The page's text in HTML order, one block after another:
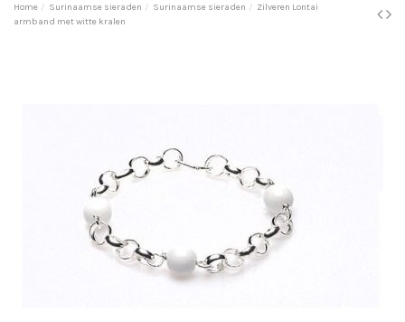
Home Surinaamse sieraden Surinaamse sieraden
Zilveren Lontai
armband met witte kralen